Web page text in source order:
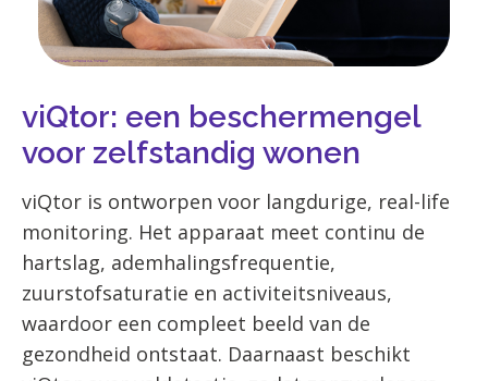
viQtor: een beschermengel
voor zelfstandig wonen
viQtor is ontworpen voor langdurige, real-life
monitoring. Het apparaat meet continu de
hartslag, ademhalingsfrequentie,
zuurstofsaturatie en activiteitsniveaus,
waardoor een compleet beeld van de
gezondheid ontstaat. Daarnaast beschikt